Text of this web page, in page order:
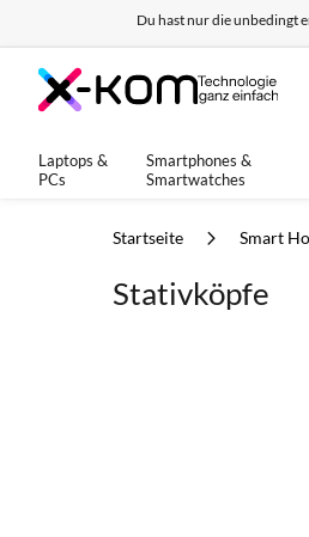
Du hast nur die unbedingt
Seit 8 Jahren für dich da!
Laptops &
PCs
Smartphones &
Smartwatches
Startseite Smart
Stativköpfe